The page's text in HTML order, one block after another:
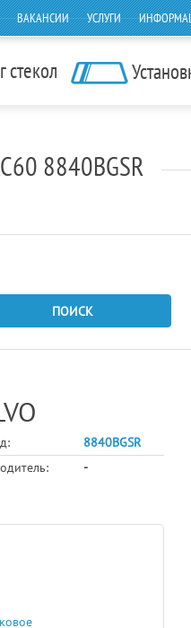
ВАКАНСИИ УСЛУГИ
стекол
8840BGSR
ПОИСК
8840BGSR
-